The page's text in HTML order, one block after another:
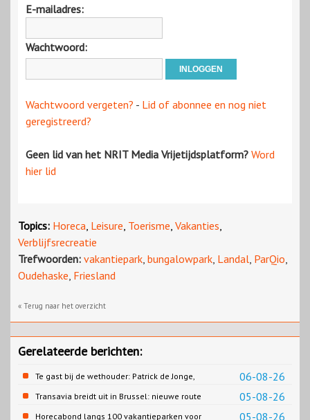
E-mailadres:
Wachtwoord:
Wachtwoord vergeten? - Lid of abonnee en nog niet
geregistreerd?
Geen lid van het NRIT Media Vrijetijdsplatform? Word
hier lid
Topics: Horeca, Leisure, Toerisme, Vakanties,
Verblijfsrecreatie
Trefwoorden: vakantiepark, bungalowpark, Landal, ParQio,
Oudehaske, Friesland
« Terug naar het overzicht
Gerelateerde berichten:
06-08-26
Te gast bij de wethouder: Patrick de Jonge,
Gemeente Emmen
05-08-26
Transavia breidt uit in Brussel: nieuwe route
naar Porto
05-08-26
Horecabond langs 100 vakantieparken voor